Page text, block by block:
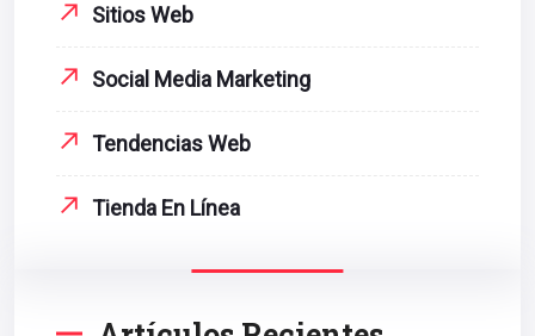
Sitios Web
Social Media Marketing
Tendencias Web
Tienda En Línea